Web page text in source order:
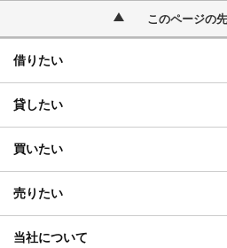
このページの
借りたい
貸したい
買いたい
売りたい
当社について